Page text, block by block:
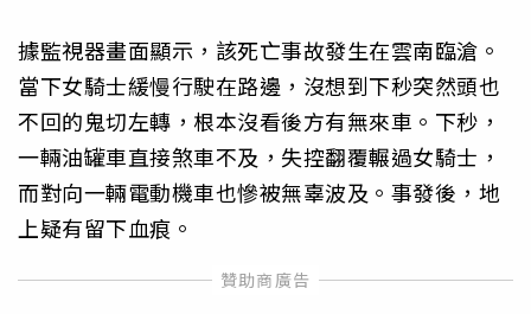
據監視器畫面顯示，該死亡事故發生在雲南臨滄。
當下女騎士緩慢行駛在路邊，沒想到下秒突然頭也
不回的鬼切左轉，根本沒看後方有無來車。下秒，
一輛油罐車直接煞車不及，失控翻覆輾過女騎士，
而對向一輛電動機車也慘被無辜波及。事發後，地
上疑有留下血痕。